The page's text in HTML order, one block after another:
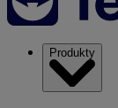
Produkty